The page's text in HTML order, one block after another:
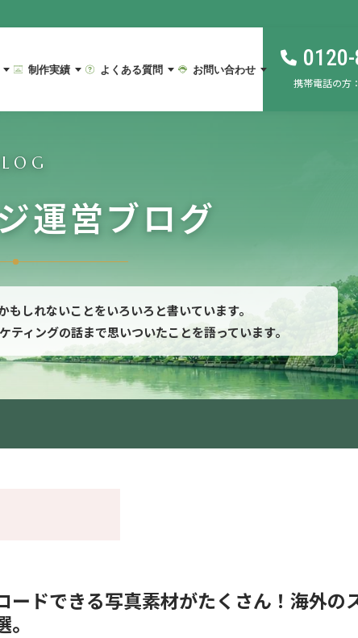
制作実績 よくある質問 お問い合わせ
携帯電話の方：
運営ブログ
しれないことをいろいろと書いています。
ィングの話まで思いついたことを語っています。
ードできる写真素材がたくさん！海外の